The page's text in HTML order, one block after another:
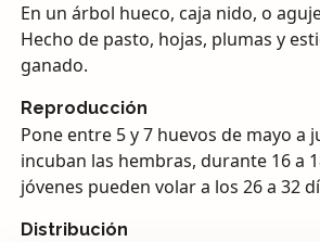
En un árbol hueco, caja nido, o
Hecho de pasto, hojas, plumas y
ganado.
Reproducción
Pone entre 5 y 7 huevos de mayo a
incuban las hembras, durante 16 a
jóvenes pueden volar a los 26 a 32
Distribución